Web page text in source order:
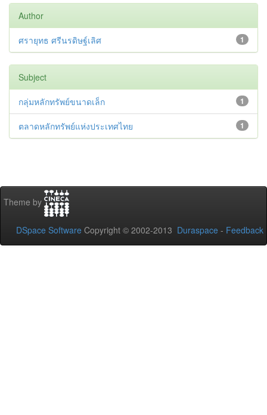
Author
1
ศรายุทธ ศรีนรดิษฐ์เลิศ
Subject
1
กลุ่มหลักทรัพย์ขนาดเล็ก
1
ตลาดหลักทรัพย์แห่งประเทศไทย
Theme by
DSpace Software Copyright © 2002-2013 Duraspace - Feedback